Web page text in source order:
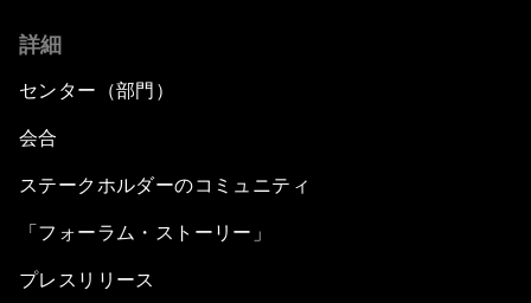
詳細
センター（部門）
会合
ステークホルダーのコミュニティ
「フォーラム・ストーリー」
プレスリリース